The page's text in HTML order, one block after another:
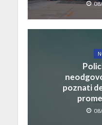
poznati